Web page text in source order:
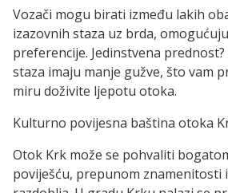
Vozači mogu birati između lakih
izazovnih staza uz brda,
preferencije. Jedinstvena
staza imaju manje gužve, što vam
miru doživite ljepotu otoka.
Kulturno povijesna baština otoka
Otok Krk može se pohvaliti
poviješću, prepunom znamenitosti